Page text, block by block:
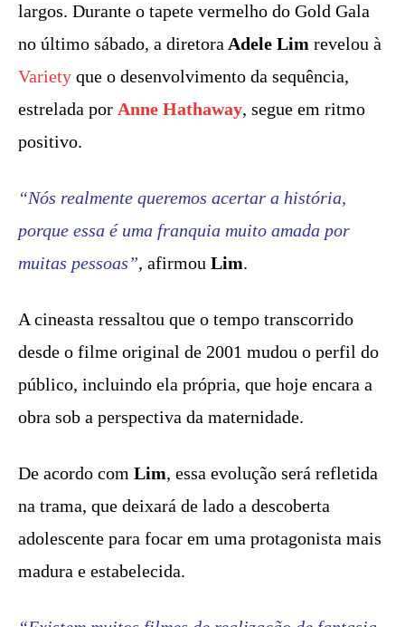
largos. Durante o tapete vermelho do Gold Gala
no último sábado, a diretoraAdele Lim revelou à
Variety que o desenvolvimento da sequência,
estrelada por Anne Hathaway, segue em ritmo
positivo.
“Nós realmente queremos acertar a história,
porque essa é uma franquia muito amada por
muitas pessoas”, afirmou Lim.
A cineasta ressaltou que o tempo transcorrido
desde o filme original de 2001 mudou o perfil do
público, incluindo ela própria, que hoje encara a
obra sob a perspectiva da maternidade.
De acordo com Lim, essa evolução será refletida
na trama, que deixará de lado a descoberta
adolescente para focar em uma protagonista mais
madura e estabelecida.